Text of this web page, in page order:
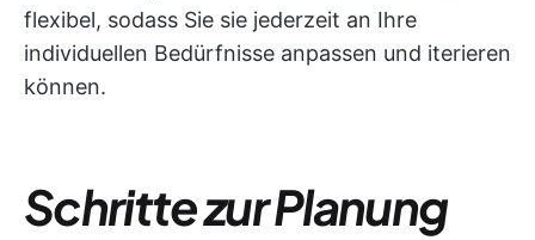
flexibel, sodass Sie sie jederzeit an Ihre
individuellen Bedürfnisse anpassen und iterieren
können.
Schritte zur Planung